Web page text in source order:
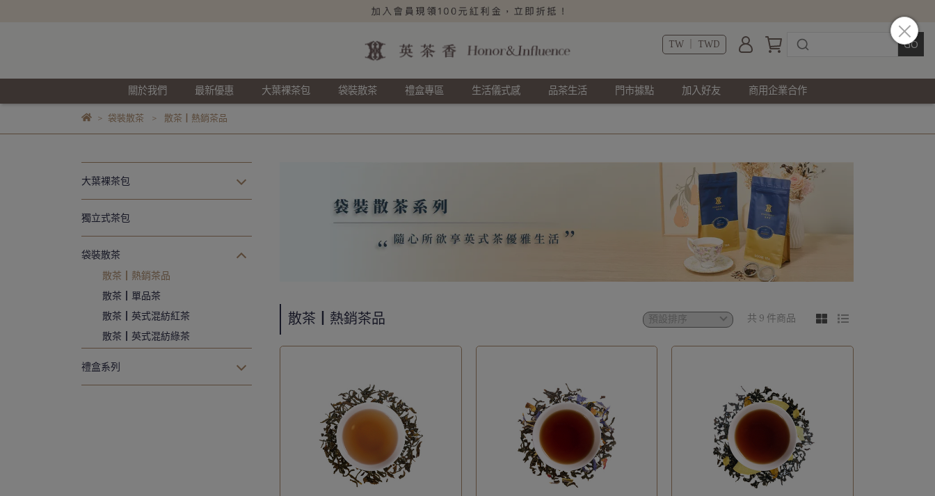
TW ｜ TWD
關於我們 最新優惠 大葉裸茶包 袋裝散茶 禮盒專區 生活儀式感 品茶生活 門市據點 加入好友 商用企業合作
袋裝散茶 散茶┃熱銷茶品
大葉裸茶包
獨立式茶包
袋裝散茶
散茶┃熱銷茶品
散茶┃單品茶
散茶┃英式混紡紅茶
散茶┃英式混紡綠茶
禮盒系列
散茶┃熱銷茶品 共 9 件商品